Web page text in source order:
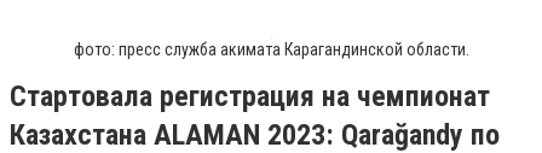
фото: пресс служба акимата Карагандинской области.
Стартовала регистрация на чемпионат
Казахстана ALAMAN 2023: Qarağandy по